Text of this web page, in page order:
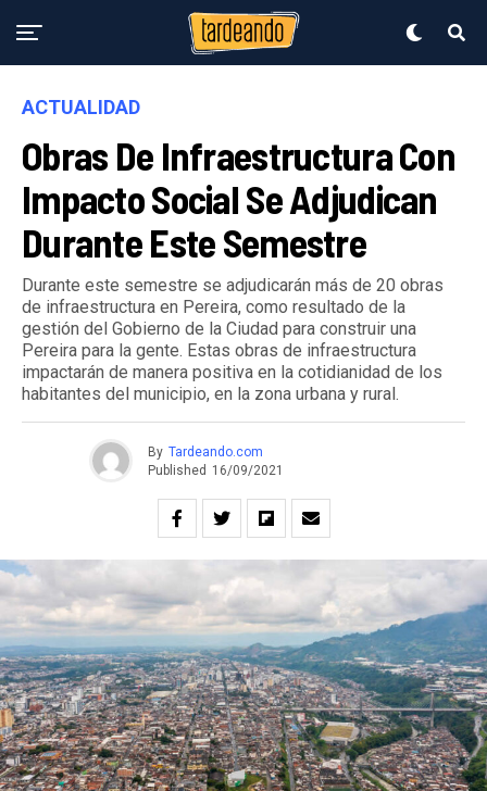
ACTUALIDAD
Obras De Infraestructura Con
Impacto Social Se Adjudican
Durante Este Semestre
Durante este semestre se adjudicarán más de 20 obras
de infraestructura en Pereira, como resultado de la
gestión del Gobierno de la Ciudad para construir una
Pereira para la gente. Estas obras de infraestructura
impactarán de manera positiva en la cotidianidad de los
habitantes del municipio, en la zona urbana y rural.
By Tardeando.com
Published 16/09/2021